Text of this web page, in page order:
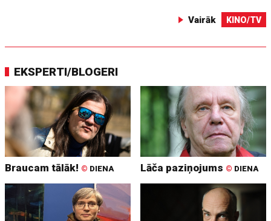
Vairāk KINO/TV
EKSPERTI/BLOGERI
Braucam tālāk! © DIENA Lāča paziņojums © DIENA